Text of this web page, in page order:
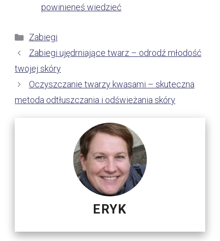
powinieneś wiedzieć
Kategorie
Zabiegi
Zabiegi ujędrniające twarz – odrodź młodość
twojej skóry
Oczyszczanie twarzy kwasami – skuteczna
metoda odtłuszczania i odświeżania skóry
ERYK